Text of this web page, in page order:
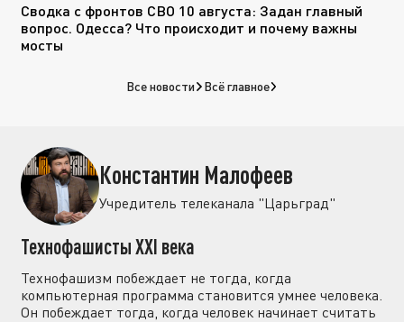
Сводка с фронтов СВО 10 августа: Задан главный
вопрос. Одесса? Что происходит и почему важны
мосты
Все новости Всё главное
Константин Малофеев
Учредитель телеканала "Царьград"
Технофашисты XXI века
Технофашизм побеждает не тогда, когда
компьютерная программа становится умнее человека.
Он побеждает тогда, когда человек начинает считать